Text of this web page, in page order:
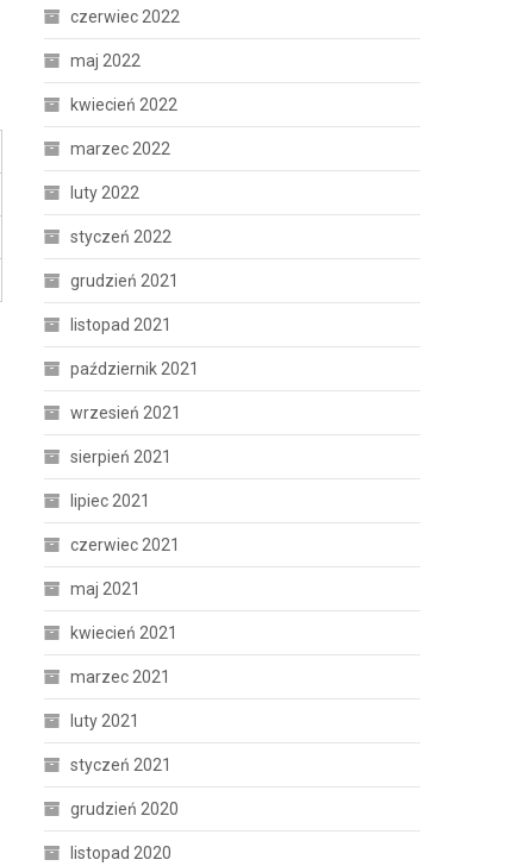
czerwiec 2022
maj 2022
kwiecień 2022
marzec 2022
luty 2022
styczeń 2022
grudzień 2021
listopad 2021
październik 2021
wrzesień 2021
sierpień 2021
lipiec 2021
czerwiec 2021
maj 2021
kwiecień 2021
marzec 2021
luty 2021
styczeń 2021
grudzień 2020
listopad 2020